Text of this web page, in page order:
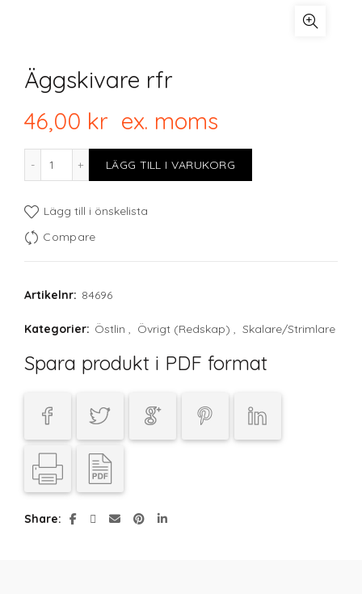
Äggskivare rfr
46,00 kr ex. moms
Äggskivare rfr mängd
LÄGG TILL I VARUKORG
Lägg till i önskelista
Compare
Artikelnr: 84696
Kategorier: Östlin , Övrigt (Redskap) , Skalare/Strimlare
Spara produkt i PDF format
Share